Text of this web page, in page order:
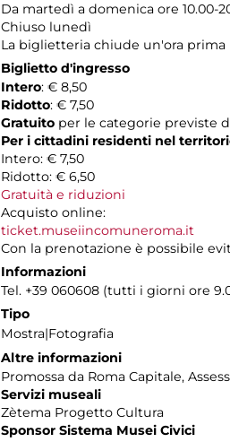
Da martedì a domenica ore 10.00-
Chiuso lunedì
La biglietteria chiude un'ora prima
Biglietto d'ingresso
Intero: € 8,50
Ridotto: € 7,50
Gratuito per le categorie previste
Per i cittadini residenti nel
Intero: € 7,50
Ridotto: € 6,50
Gratuità e riduzioni
Acquisto online:
ticket.museiincomuneroma.it
Con la prenotazione è possibile
Informazioni
Tel. +39 060608 (tutti i giorni ore
Tipo
Mostra|Fotografia
Altre informazioni
Promossa da Roma Capitale,
Servizi museali
Zètema Progetto Cultura
Sponsor Sistema Musei Civici